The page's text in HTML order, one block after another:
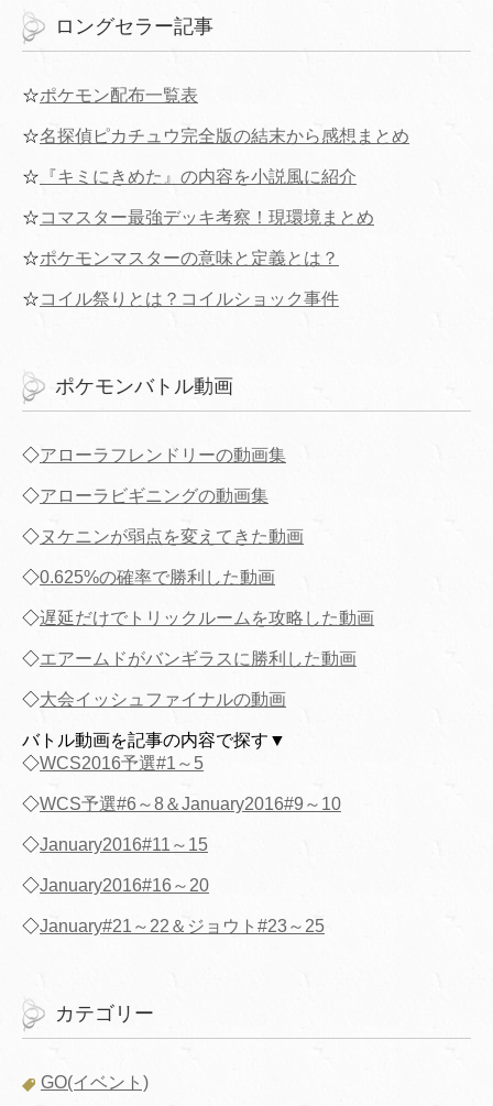
ロングセラー記事
☆ポケモン配布一覧表
☆名探偵ピカチュウ完全版の結末から感想まとめ
☆ 『キミにきめた』の内容を小説風に紹介
☆コマスター最強デッキ考察！現環境まとめ
☆ポケモンマスターの意味と定義とは？
☆コイル祭りとは？コイルショック事件
ポケモンバトル動画
◇アローラフレンドリーの動画集
◇アローラビギニングの動画集
◇ヌケニンが弱点を変えてきた動画
◇0.625%の確率で勝利した動画
◇遅延だけでトリックルームを攻略した動画
◇エアームドがバンギラスに勝利した動画
◇大会イッシュファイナルの動画
バトル動画を記事の内容で探す▼
◇WCS2016予選#1～5
◇WCS予選#6～8＆January2016#9～10
◇January2016#11～15
◇January2016#16～20
◇January#21～22＆ジョウト#23～25
カテゴリー
GO(イベント)